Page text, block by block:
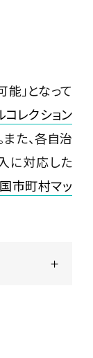
」となって
レクション
た、各自治
に対応した
市町村マッ